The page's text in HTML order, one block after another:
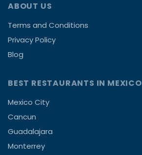
ABOUT US
Terms and Conditions
Privacy Policy
Blog
BEST RESTAURANTS IN MEXICO
Mexico City
Cancun
Guadalajara
Monterrey